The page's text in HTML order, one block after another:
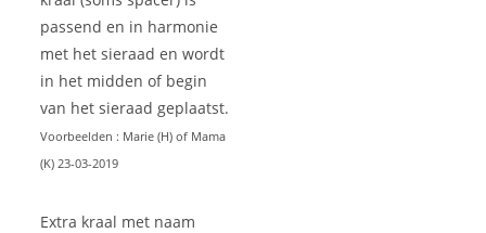
passend en in harmonie
met het sieraad en wordt
in het midden of begin
van het sieraad geplaatst.
Voorbeelden : Marie (H) of Mama
(K) 23-03-2019
Extra kraal met naam